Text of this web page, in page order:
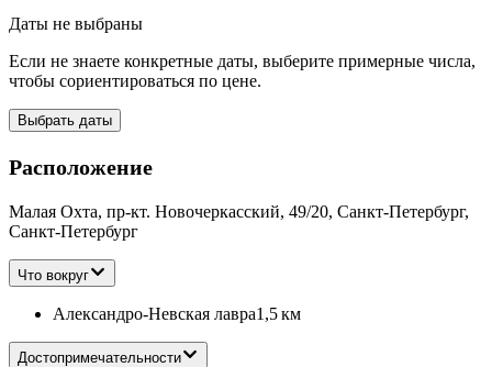
Даты не выбраны
Если не знаете конкретные даты, выберите примерные числа,
чтобы сориентироваться по цене.
Выбрать даты
Расположение
Малая Охта, пр-кт. Новочеркасский, 49/20, Санкт-Петербург,
Санкт-Петербург
Что вокруг
Александро-Невская лавра1,5 км
Достопримечательности